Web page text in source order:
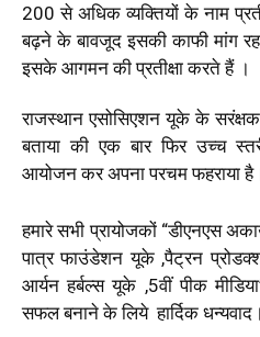
200 से अधिक व्यक्तियों के नाम
बढ़ने के बावजूद इसकी काफी मांग
इसके आगमन की प्रतीक्षा करते हैं ।
राजस्थान एसोसिएशन यूके के
बताया की एक बार फिर उच्च
आयोजन कर अपना परचम फहराया
हमारे सभी प्रायोजकों “डीएनएस
पात्र फाउंडेशन यूके ,पैट्रन
आर्यन हर्बल्स यूके ,5वीं पीक
सफल बनाने के लिये हार्दिक धन्यवाद।